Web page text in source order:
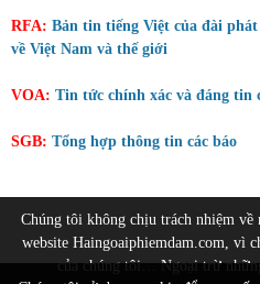
RFA: Bản tin tiếng Việt của đài
về Việt Nam và thế giới
VOA: Tin tức chính xác và đáng tin
SGB: Tổng hợp thông tin các báo
Chúng tôi không chịu trách nhiệm
website Haingoaiphiemdam.com, vì
của chúng tôi… Ngoại trừ